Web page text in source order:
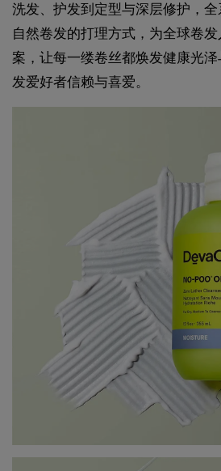
洗发、护发到定型与深层修护，
自然卷发的打理方式，为全球卷
案，让每一缕卷丝都焕发健康光
发爱好者信赖与喜爱。